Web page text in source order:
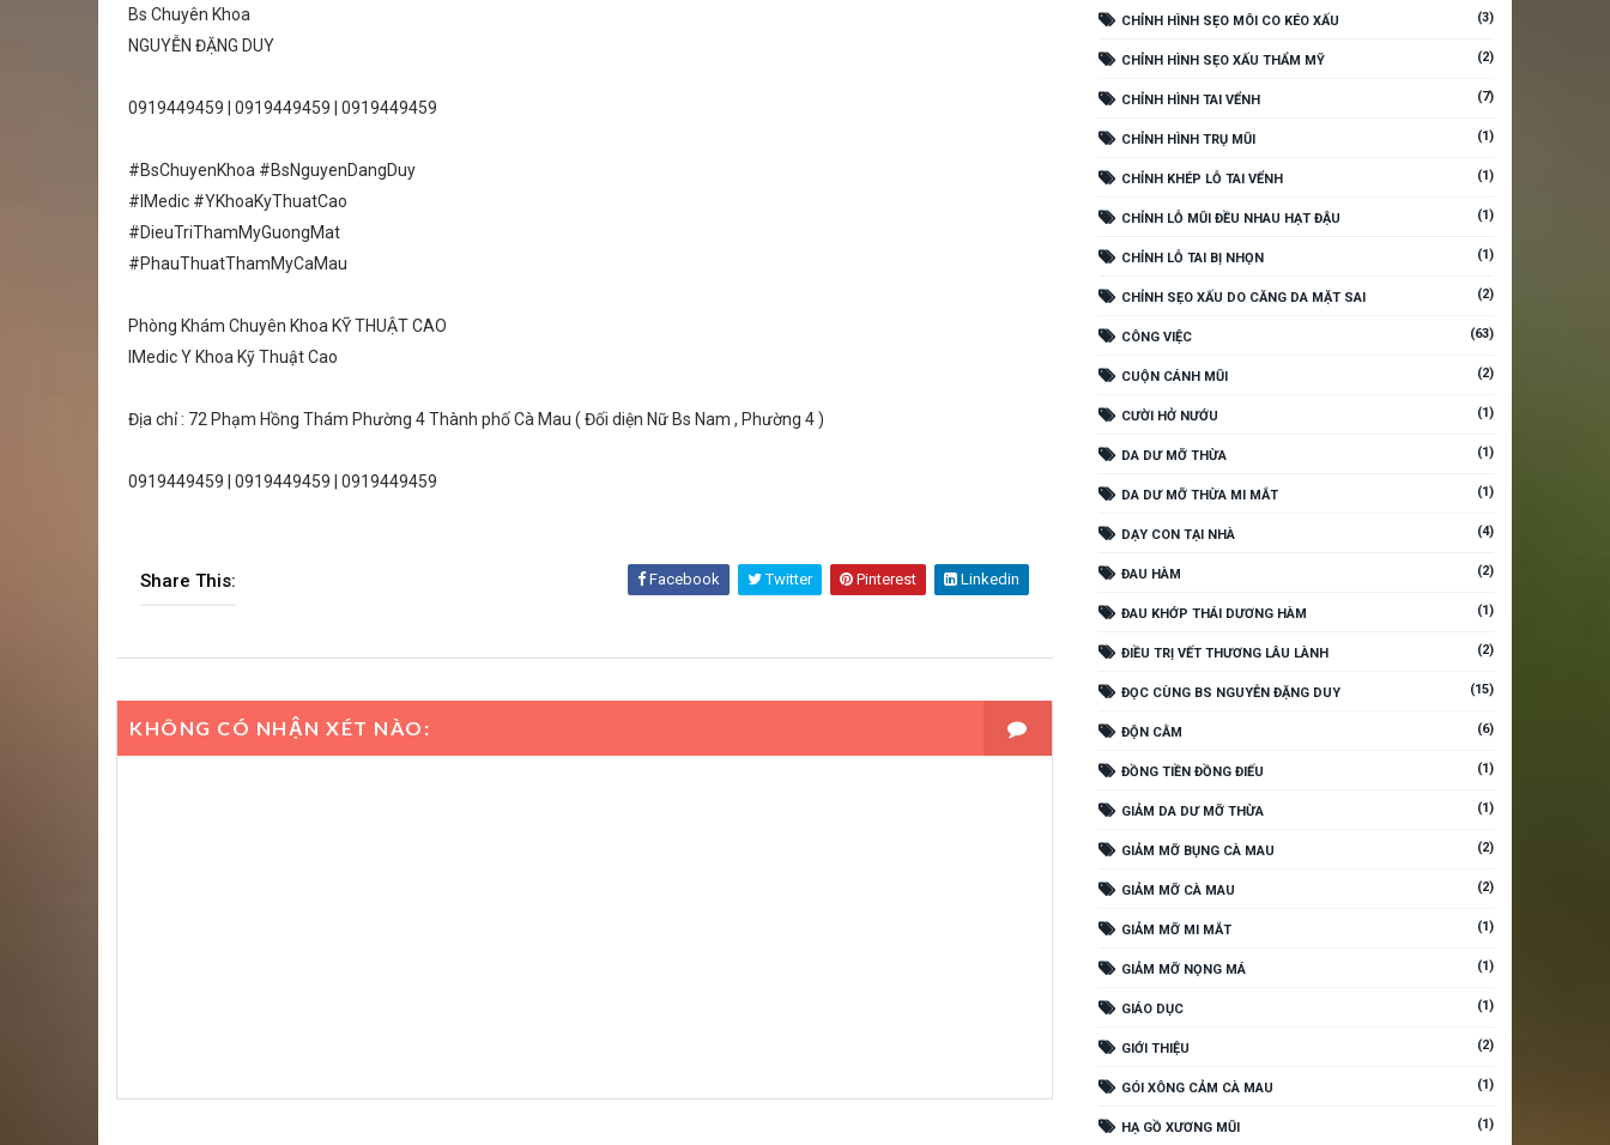
Bs Chuyên Khoa
NGUYỄN ĐẶNG DUY
0919449459 | 0919449459 | 0919449459
#BsChuyenKhoa #BsNguyenDangDuy
#IMedic #YKhoaKyThuatCao
#DieuTriThamMyGuongMat
#PhauThuatThamMyCaMau
Phòng Khám Chuyên Khoa KỸ THUẬT CAO
IMedic Y Khoa Kỹ Thuật Cao
Địa chỉ : 72 Phạm Hồng Thám Phường 4 Thành phố Cà Mau ( Đối diện Nữ Bs Nam , Phường 4 )
0919449459 | 0919449459 | 0919449459
Share This: Facebook Twitter Pinterest Linkedin
KHÔNG CÓ NHẬN XÉT NÀO:
CHỈNH HÌNH SẸO MÔI CO KÉO XẤU (3)
CHỈNH HÌNH SẸO XẤU THẨM MỸ (2)
CHỈNH HÌNH TAI VỂNH (7)
CHỈNH HÌNH TRỤ MŨI (1)
CHỈNH KHÉP LỖ TAI VỂNH (1)
CHỈNH LỖ MŨI ĐỀU NHAU HẠT ĐẬU (1)
CHỈNH LỖ TAI BỊ NHỌN (1)
CHỈNH SẸO XẤU DO CĂNG DA MẶT SAI (2)
CÔNG VIỆC (63)
CUỘN CÁNH MŨI (2)
CƯỜI HỞ NƯỚU (1)
DA DƯ MỠ THỪA (1)
DA DƯ MỠ THỪA MI MẮT (1)
DẠY CON TẠI NHÀ (4)
ĐAU HÀM (2)
ĐAU KHỚP THÁI DƯƠNG HÀM (1)
ĐIỀU TRỊ VẾT THƯƠNG LÂU LÀNH (2)
ĐỌC CÙNG BS NGUYỄN ĐẶNG DUY (15)
ĐỘN CẰM (6)
ĐỒNG TIỀN ĐỒNG ĐIẾU (1)
GIẢM DA DƯ MỠ THỪA (1)
GIẢM MỠ BỤNG CÀ MAU (2)
GIẢM MỠ CÀ MAU (2)
GIẢM MỠ MI MẮT (1)
GIẢM MỠ NỌNG MÁ (1)
GIÁO DỤC (1)
GIỚI THIỆU (2)
GÓI XÔNG CẢM CÀ MAU (1)
HẠ GỒ XƯƠNG MŨI (1)